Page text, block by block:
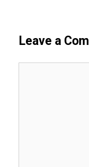
Leave a